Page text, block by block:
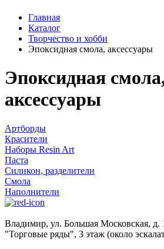
Главная
Каталог
Творчество и хобби
Эпоксидная смола, аксессуары
Эпоксидная
аксессуары
Артборды
Красители
Наборы Resin Art
Паста
Силикон, разделители
Смола
Наполнители
Владимир, ул. Большая Московская, д.
"Торговые ряды", 3 этаж (около